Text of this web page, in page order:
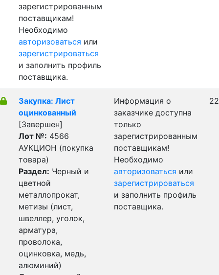
зарегистрированным
поставщикам!
Необходимо
авторизоваться или
зарегистрироваться
и заполнить профиль
поставщика.
Закупка: Лист
оцинкованный
[Завершен]
Лот №: 4566
АУКЦИОН (покупка
товара)
Раздел: Черный и
цветной
металлопрокат,
метизы (лист,
швеллер, уголок,
арматура,
проволока,
оцинковка, медь,
алюминий)
Информация о
заказчике доступна
только
зарегистрированным
поставщикам!
Необходимо
авторизоваться или
зарегистрироваться
и заполнить профиль
поставщика.